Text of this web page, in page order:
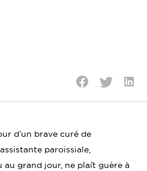
d’un brave curé de
paroissiale,
au grand jour, ne plaît guère à